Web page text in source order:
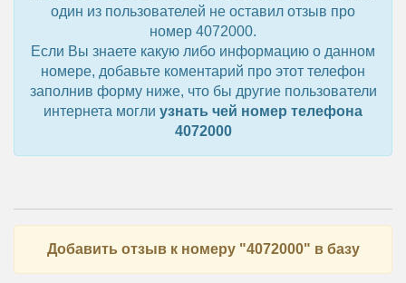
один из пользователей не оставил отзыв про
номер 4072000.
Если Вы знаете какую либо информацию о данном
номере, добавьте коментарий про этот телефон
заполнив форму ниже, что бы другие пользователи
интернета могли узнать чей номер телефона
4072000
Добавить отзыв к номеру "4072000" в базу